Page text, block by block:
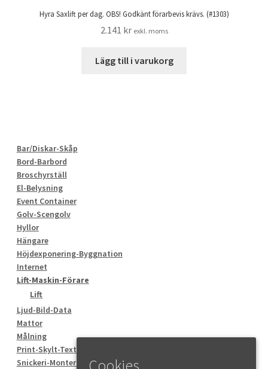
Hyra Saxlift per dag. OBS! Godkänt förarbevis krävs. (#1303)
2.141 kr exkl. moms
Lägg till i varukorg
Bar/Diskar-Skåp
Bord-Barbord
Broschyrställ
El-Belysning
Event Container
Golv-Scengolv
Hyllor
Hängare
Höjdexponering-Byggnation
Internet
Lift-Maskin-Förare
Lift
Ljud-Bild-Data
Mattor
Målning
Print-Skylt-Text
Snickeri-Montering